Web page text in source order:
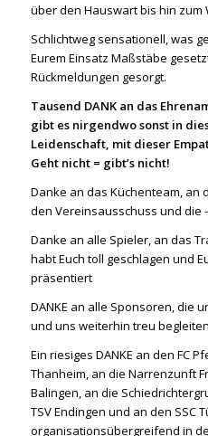
über den Hauswart bis hin zum
Schlichtweg sensationell, was
Eurem Einsatz Maßstäbe
Rückmeldungen gesorgt.
Tausend DANK an das
gibt es nirgendwo sonst in
Leidenschaft, mit dieser
Geht nicht = gibt’s nicht!
Danke an das Küchenteam, an
den Vereinsausschuss und die
Danke an alle Spieler, an das
habt Euch toll geschlagen und
präsentiert
DANKE an alle Sponsoren, die
und uns weiterhin treu
Ein riesiges DANKE an den FC
Thanheim, an die Narrenzunft
Balingen, an die
TSV Endingen und an den SSC
organisationsübergreifend in